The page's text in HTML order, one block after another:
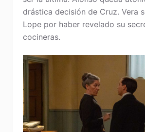
drástica decisión de Cruz. Vera
Lope por haber revelado su
cocineras.